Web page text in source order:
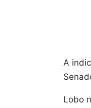
A
Lobo